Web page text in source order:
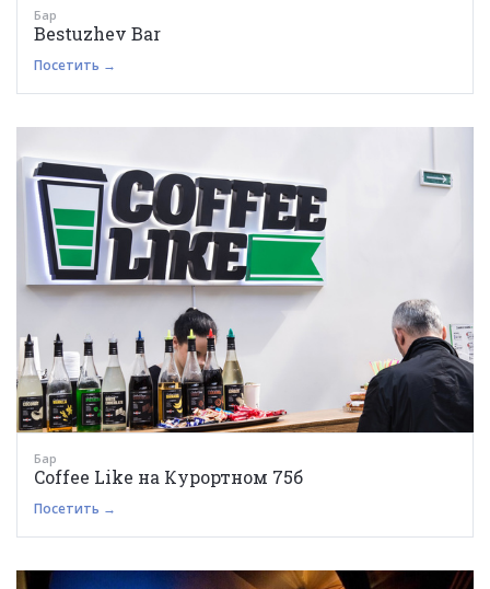
Бар
Bestuzhev Bar
Посетить →
Бар
Coffee Like на Курортном 75б
Посетить →